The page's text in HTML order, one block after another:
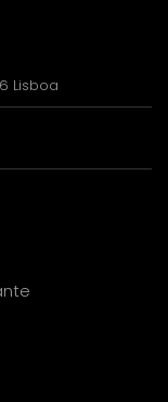
Lisboa